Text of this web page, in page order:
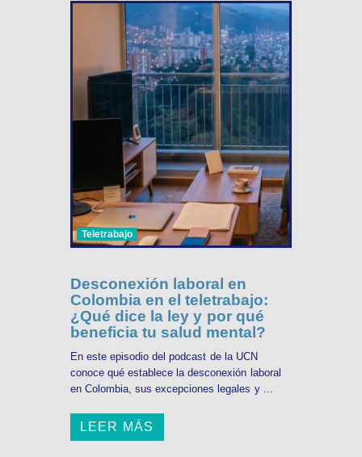
Teletrabajo
Desconexión laboral en
Colombia en el teletrabajo:
¿Qué dice la ley y por qué
beneficia tu salud mental?
En este episodio del podcast de la UCN
conoce qué establece la desconexión laboral
en Colombia, sus excepciones legales y ...
LEER MÁS